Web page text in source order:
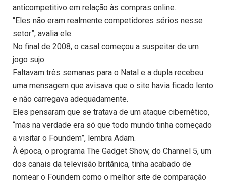
anticompetitivo em relação às compras online.
“Eles não eram realmente competidores sérios nesse
setor”, avalia ele.
No final de 2008, o casal começou a suspeitar de um
jogo sujo.
Faltavam três semanas para o Natal e a dupla recebeu
uma mensagem que avisava que o site havia ficado lento
e não carregava adequadamente.
Eles pensaram que se tratava de um ataque cibernético,
“mas na verdade era só que todo mundo tinha começado
a visitar o Foundem”, lembra Adam.
À época, o programa The Gadget Show, do Channel 5, um
dos canais da televisão britânica, tinha acabado de
nomear o Foundem como o melhor site de comparação